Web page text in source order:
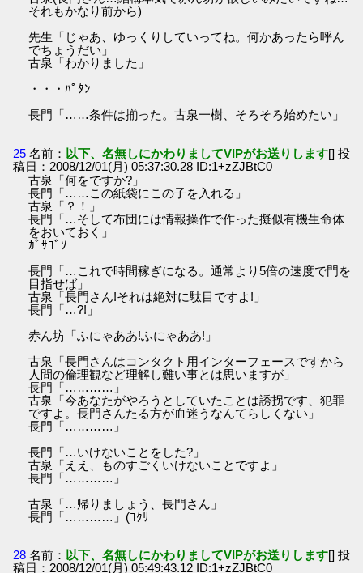
それもかなり前から)
先生「じゃあ、ゆっくりしていってね。何かあったら呼ん
でちょうだい」
古泉「わかりました」
・・・ﾊﾟﾀﾝ
長門「……条件は揃った。古泉一樹、そろそろ始めたい」
25 名前： 以下、名無しにかわりましてVIPがお送りします[] 投
稿日：2008/12/01(月) 05:37:30.28 ID:1+zZJBtC0
古泉「何をですか?」
長門「……この紙袋にこの子を入れる」
古泉「？！」
長門「…そして布団には情報操作で作った擬似有機生命体
をおいておく」
ｶﾞｻｺﾞｿ
長門「…これで時間稼ぎになる。通常より5倍の速度で門を
目指せば」
古泉「長門さん!それは絶対に駄目ですよ!」
長門「…?!」
赤ん坊「ふにゃああ!ふにゃああ!」
古泉「長門さんはコンタクト用インターフェースですから
人間の倫理観など理解し難い事とは思いますが」
長門「…………」
古泉「今あなたがやろうとしていたことは誘拐です、犯罪
ですよ。長門さんたる方が血迷うなんてらしくない」
長門「…………」
長門「…いけないことをした?」
古泉「ええ、ものすごくいけないことですよ」
長門「…………」
古泉「…帰りましょう、長門さん」
長門「…………」(ｺｸﾘ
28 名前： 以下、名無しにかわりましてVIPがお送りします[] 投
稿日：2008/12/01(月) 05:49:43.12 ID:1+zZJBtC0